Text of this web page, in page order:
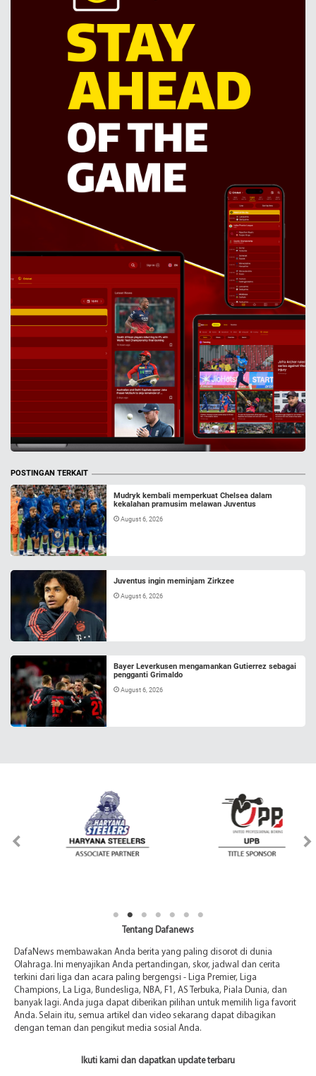
POSTINGAN TERKAIT
Mudryk kembali memperkuat Chelsea dalam
kekalahan pramusim melawan Juventus
August 6, 2026
Juventus ingin meminjam Zirkzee
August 6, 2026
Bayer Leverkusen mengamankan Gutierrez sebagai
pengganti Grimaldo
August 6, 2026
Tentang Dafanews
DafaNews membawakan Anda berita yang paling disorot di dunia
Olahraga. Ini menyajikan Anda pertandingan, skor, jadwal dan cerita
terkini dari liga dan acara paling bergengsi - Liga Premier, Liga
Champions, La Liga, Bundesliga, NBA, F1, AS Terbuka, Piala Dunia, dan
banyak lagi. Anda juga dapat diberikan pilihan untuk memilih liga favorit
Anda. Selain itu, semua artikel dan video sekarang dapat dibagikan
dengan teman dan pengikut media sosial Anda.
Ikuti kami dan dapatkan update terbaru